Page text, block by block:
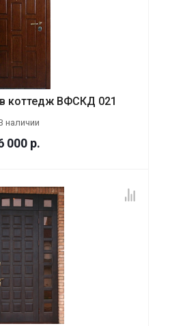
коттедж ВФСКД 021
наличии
000 р.